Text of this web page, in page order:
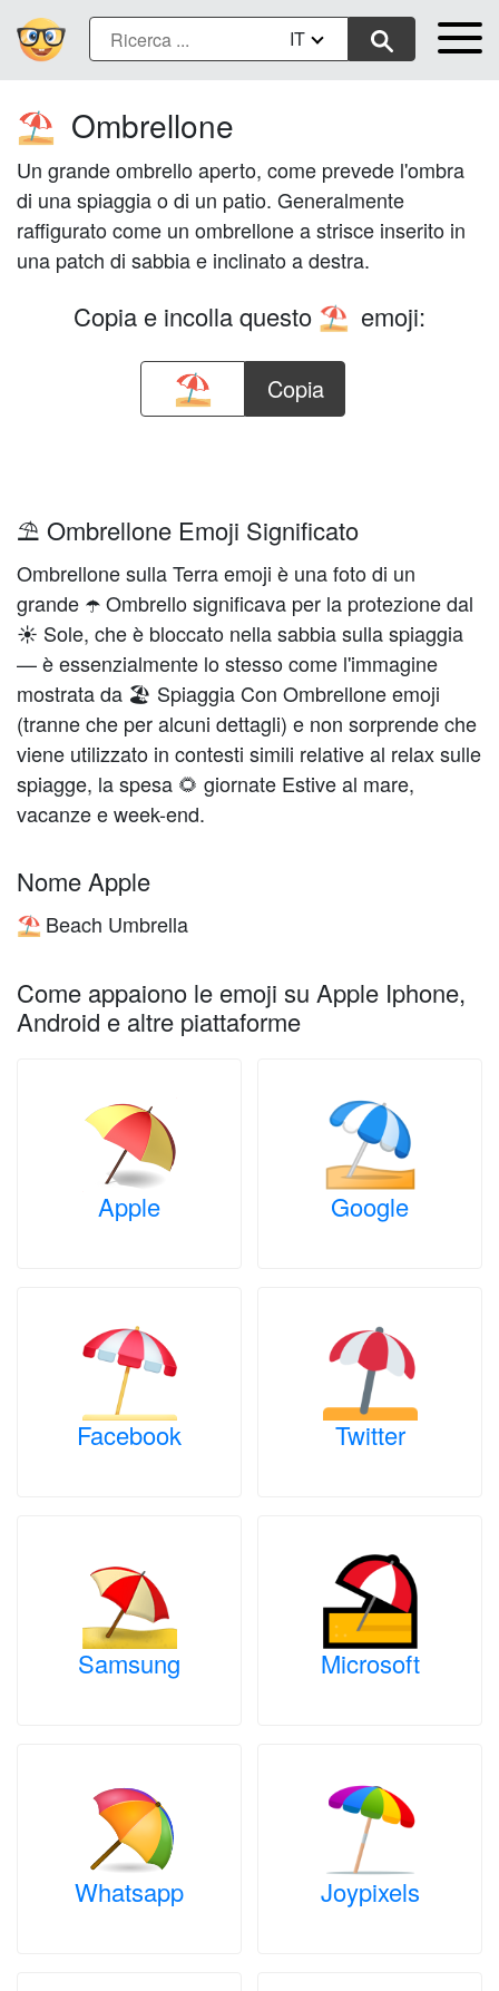
IT
⛱️ Ombrellone
Un grande ombrello aperto, come prevede l'ombra
di una spiaggia o di un patio. Generalmente
raffigurato come un ombrellone a strisce inserito in
una patch di sabbia e inclinato a destra.
Copia e incolla questo ⛱️ emoji:
Copia
⛱️ Ombrellone Emoji Significato
Ombrellone sulla Terra emoji è una foto di un
grande ☂️️ Ombrello significava per la protezione dal
☀️ Sole, che è bloccato nella sabbia sulla spiaggia
— è essenzialmente lo stesso come l'immagine
mostrata da 🏖️ Spiaggia Con Ombrellone emoji
(tranne che per alcuni dettagli) e non sorprende che
viene utilizzato in contesti simili relative al relax sulle
spiagge, la spesa 🌻 giornate Estive al mare,
vacanze e week-end.
Nome Apple
⛱️ Beach Umbrella
Come appaiono le emoji su Apple Iphone,
Android e altre piattaforme
Apple Google
Facebook Twitter
Samsung Microsoft
Whatsapp Joypixels